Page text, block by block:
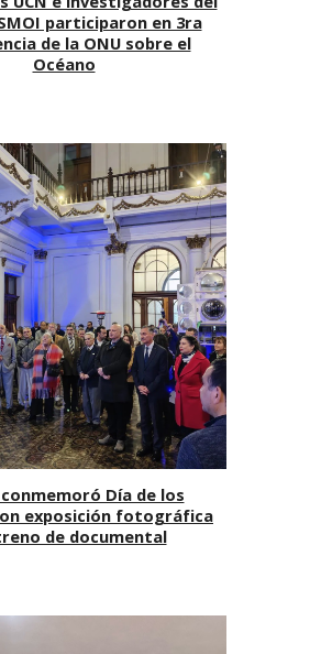
participaron en 3ra
de la ONU sobre el
Océano
conmemoró Día de los
exposición fotográfica
de documental